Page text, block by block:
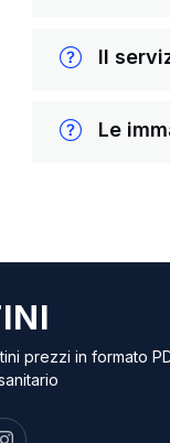
Il
Le
prezzi in formato